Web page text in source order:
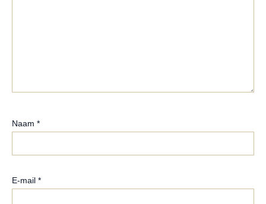
Naam *
E-mail *